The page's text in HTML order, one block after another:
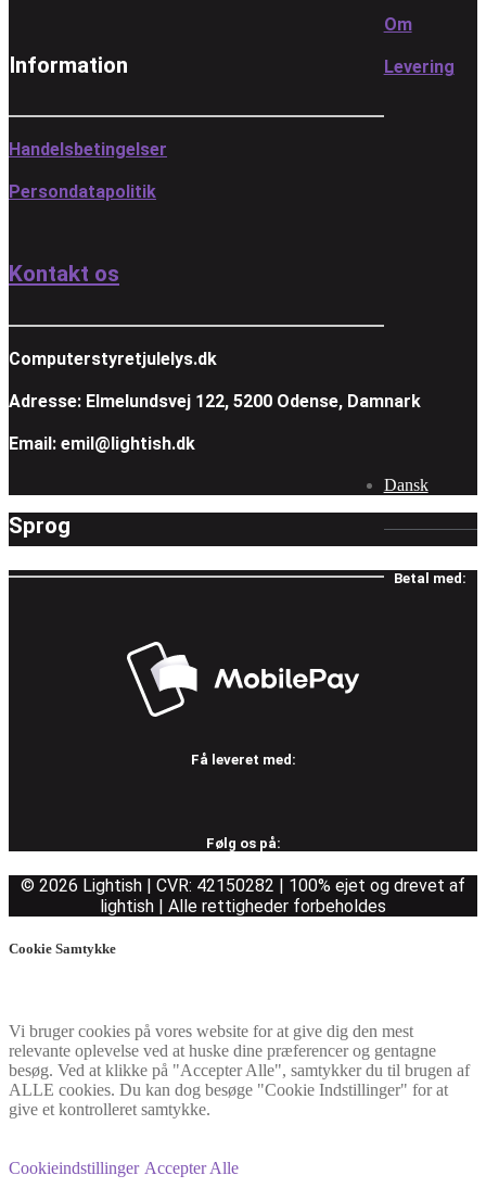
Information
Om
Levering
Handelsbetingelser
Persondatapolitik
Kontakt os
Computerstyretjulelys.dk
Adresse: Elmelundsvej 122, 5200 Odense, Damnark
Email: emil@lightish.dk
Sprog
Dansk
Betal med:
Få leveret med:
Følg os på:
© 2026 Lightish | CVR: 42150282 | 100% ejet og drevet af
lightish | Alle rettigheder forbeholdes
Cookie Samtykke
Vi bruger cookies på vores website for at give dig den mest
relevante oplevelse ved at huske dine præferencer og gentagne
besøg. Ved at klikke på "Accepter Alle", samtykker du til brugen af
ALLE cookies. Du kan dog besøge "Cookie Indstillinger" for at
give et kontrolleret samtykke.
Cookieindstillinger Accepter Alle